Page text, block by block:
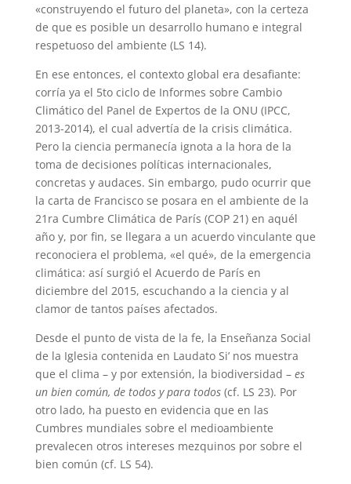
«construyendo el futuro del planeta», con la certeza
de que es posible un desarrollo humano e integral
respetuoso del ambiente (LS 14).
En ese entonces, el contexto global era desafiante:
corría ya el 5to ciclo de Informes sobre Cambio
Climático del Panel de Expertos de la ONU (IPCC,
2013-2014), el cual advertía de la crisis climática.
Pero la ciencia permanecía ignota a la hora de la
toma de decisiones políticas internacionales,
concretas y audaces. Sin embargo, pudo ocurrir que
la carta de Francisco se posara en el ambiente de la
21ra Cumbre Climática de París (COP 21) en aquél
año y, por fin, se llegara a un acuerdo vinculante que
reconociera el problema, «el qué», de la emergencia
climática: así surgió el Acuerdo de París en
diciembre del 2015, escuchando a la ciencia y al
clamor de tantos países afectados.
Desde el punto de vista de la fe, la Enseñanza Social
de la Iglesia contenida en Laudato Si’ nos muestra
que el clima – y por extensión, la biodiversidad – es
un bien común, de todos y para todos(cf. LS 23). Por
otro lado, ha puesto en evidencia que en las
Cumbres mundiales sobre el medioambiente
prevalecen otros intereses mezquinos por sobre el
bien común (cf. LS 54).